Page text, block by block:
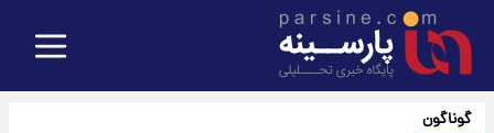
گوناگون